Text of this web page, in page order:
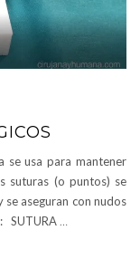
se usa para mantener
suturas (o puntos) se
se aseguran con nudos
SUTURA …